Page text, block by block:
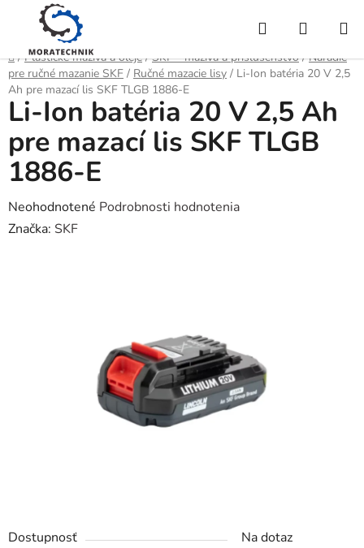
Hľadať
KOŠÍK
Domov
/ Plastické mazivá a oleje / SKF - mazivá a príslušenstvo / Náradie
pre ručné mazanie SKF / Ručné mazacie lisy / Li-Ion batéria 20 V 2,5
Ah pre mazací lis SKF TLGB 1886-E
Dostupnosť
Na dotaz
Li-Ion batéria 20 V 2,5 Ah
pre mazací lis SKF TLGB
1886-E
Priemerné
hodnotenie
Neohodnotené Podrobnosti hodnotenia
Značka: SKF